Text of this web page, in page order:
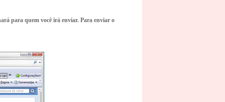
para quem você irá enviar. Para enviar o